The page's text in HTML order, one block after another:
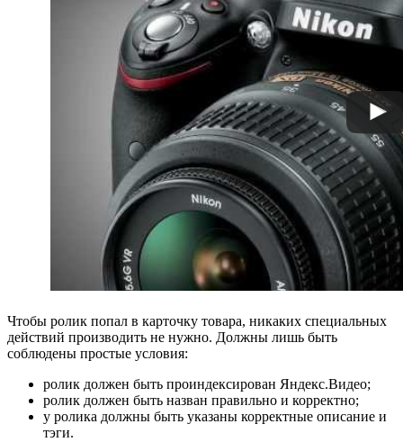
Чтобы ролик попал в карточку товара, никаких специальных
действий производить не нужно. Должны лишь быть
соблюдены простые условия:
ролик должен быть проиндексирован Яндекс.Видео;
ролик должен быть назван правильно и корректно;
у ролика должны быть указаны корректные описание и
тэги.